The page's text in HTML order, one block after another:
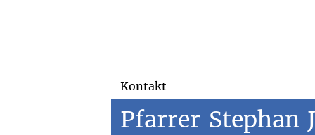
Kontakt
Pfarrer Stephan